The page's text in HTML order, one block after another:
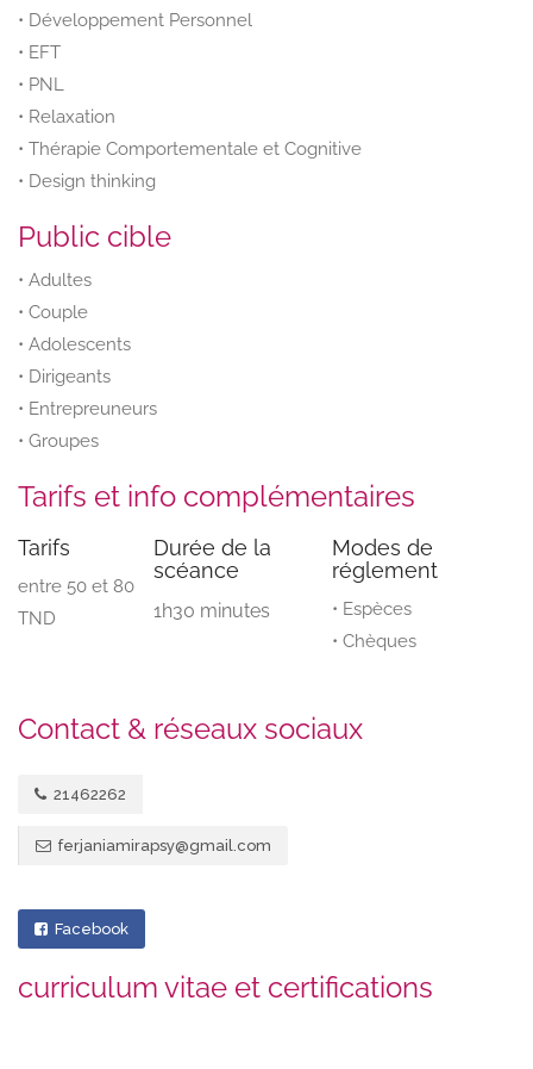
• Développement Personnel
• EFT
• PNL
• Relaxation
• Thérapie Comportementale et Cognitive
• Design thinking
Public cible
• Adultes
• Couple
• Adolescents
• Dirigeants
• Entrepreuneurs
• Groupes
Tarifs et info complémentaires
Tarifs
entre 50 et 80
TND
Durée de la
scéance
1h30 minutes
Modes de
réglement
• Espèces
• Chèques
Contact & réseaux sociaux
21462262
ferjaniamirapsy@gmail.com
Facebook
curriculum vitae et certifications